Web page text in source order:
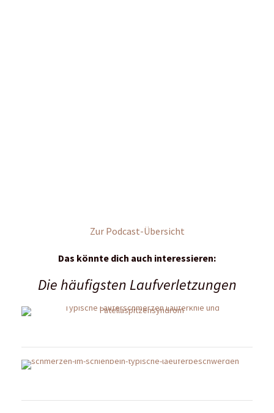
Zur Podcast-Übersicht
Das könnte dich auch interessieren:
Die häufigsten Laufverletzungen